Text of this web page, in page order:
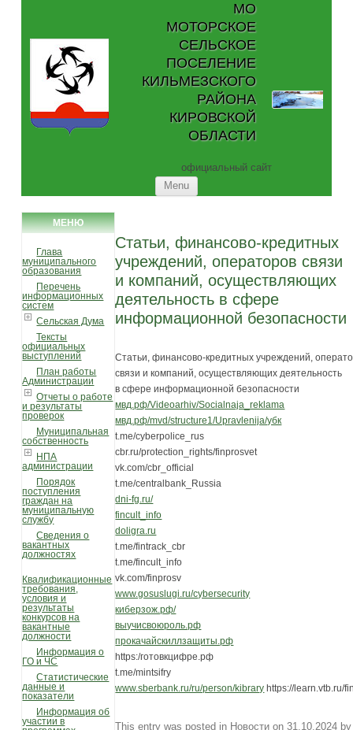
МО
МОТОРСКОЕ
СЕЛЬСКОЕ
ПОСЕЛЕНИЕ
КИЛЬМЕЗСКОГО
РАЙОНА
КИРОВСКОЙ
ОБЛАСТИ
официальный сайт
Menu
МЕНЮ
Глава
муниципального
образования
Перечень
информационных
систем
Сельская Дума
Тексты
официальных
выступлений
План работы
Администрации
Отчеты о работе
и результаты
проверок
Муниципальная
собственность
НПА
администрации
Порядок
поступления
граждан на
муниципальную
службу
Сведения о
вакантных
должностях
Квалификационные
требования,
условия и
результаты
конкурсов на
вакантные
должности
Информация о
ГО и ЧС
Статистические
данные и
показатели
Информация об
участии в
Статьи, финансово-кредитных
учреждений, операторов связи
и компаний, осуществляющих
деятельность в сфере
информационной безопасности
Статьи, финансово-кредитных учреждений,
связи и компаний, осуществляющих деятельность
в сфере информационной безопасности
мвд.рф/Videoarhiv/Socialnaja_reklama
мвд.рф/mvd/structure1/Upravlenija/убк
t.me/cyberpolice_rus
cbr.ru/protection_rights/finprosvet
vk.com/cbr_official
t.me/centralbank_Russia
dni-fg.ru/
fincult_info
doligra.ru
t.me/fintrack_cbr
t.me/fincult_info
vk.com/finprosv
www.gosuslugi.ru/cybersecurity
киберзож.рф/
выучисвоюроль.рф
прокачайскиллзащиты.рф
https:/готовкцифре.рф
t.me/mintsifry
www.sberbank.ru/ru/person/kibrary https://learn.vtb.ru/
This entry was posted in Новости on31.10.2024 by